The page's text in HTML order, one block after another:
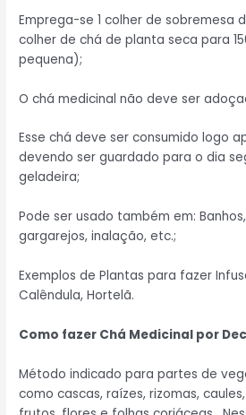
Emprega-se 1 colher de sobremesa
colher de chá de planta seca para
pequena);
O chá medicinal não deve ser
Esse chá deve ser consumido logo
devendo ser guardado para o dia
geladeira;
Pode ser usado também em:
gargarejos, inalação, etc.;
Exemplos de Plantas para fazer
Calêndula, Hortelã.
Como fazer Chá Medicinal por
Método indicado para partes de
como cascas, raízes, rizomas,